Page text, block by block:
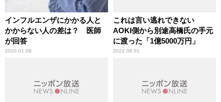
インフルエンザにかかる人と
かからない人の差は？ 医師
が回答
2020.01.08
これは言い逃れできない
AOKI側から別途高橋氏の手元
に渡った「1億5000万円」
2022.08.01